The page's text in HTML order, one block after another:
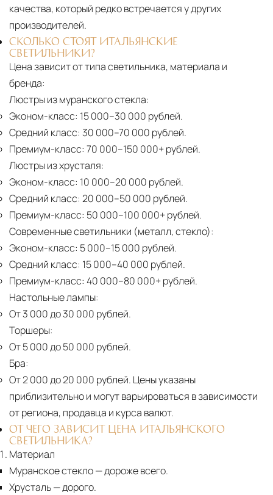
качества, который редко встречается у других
производителей.
СКОЛЬКО СТОЯТ ИТАЛЬЯНСКИЕ
СВЕТИЛЬНИКИ?
Цена зависит от типа светильника, материала и
бренда:
Люстры из муранского стекла:
Эконом-класс: 15 000–30 000 рублей.
Средний класс: 30 000–70 000 рублей.
Премиум-класс: 70 000–150 000+ рублей.
Люстры из хрусталя:
Эконом-класс: 10 000–20 000 рублей.
Средний класс: 20 000–50 000 рублей.
Премиум-класс: 50 000–100 000+ рублей.
Современные светильники (металл, стекло):
Эконом-класс: 5 000–15 000 рублей.
Средний класс: 15 000–40 000 рублей.
Премиум-класс: 40 000–80 000+ рублей.
Настольные лампы:
От 3 000 до 30 000 рублей.
Торшеры:
От 5 000 до 50 000 рублей.
Бра:
От 2 000 до 20 000 рублей. Цены указаны
приблизительно и могут варьироваться в зависимости
от региона, продавца и курса валют.
ОТ ЧЕГО ЗАВИСИТ ЦЕНА ИТАЛЬЯНСКОГО
СВЕТИЛЬНИКА?
Материал
Муранское стекло— дороже всего.
Хрусталь— дорого.